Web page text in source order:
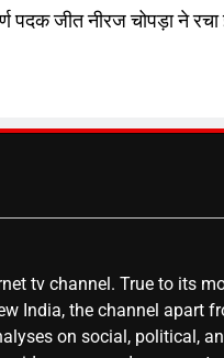
पदक जीत नीरज चोपड़ा ने रचा
tv channel. True to its
India, the channel apart
on social, political,